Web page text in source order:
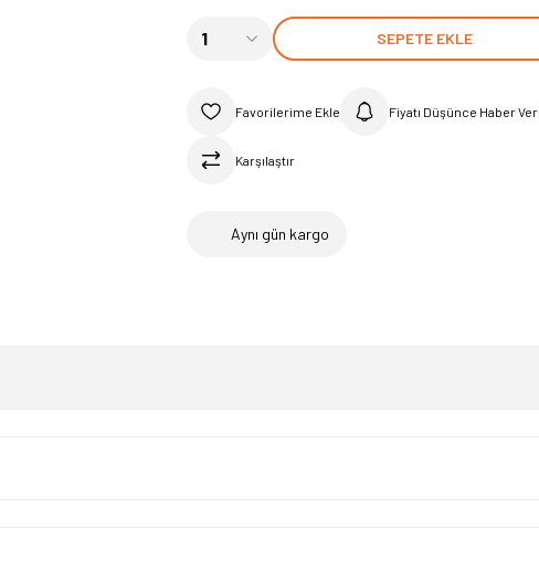
SEPETE EKLE
Fiyatı Düşünce Haber Ver
Karşılaştır
Aynı gün kargo